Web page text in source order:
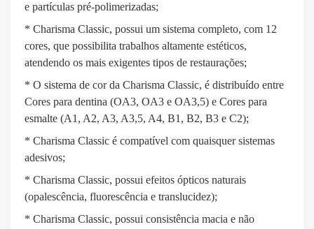
e partículas pré-polimerizadas;
* Charisma Classic, possui um sistema completo, com 12
cores, que possibilita trabalhos altamente estéticos,
atendendo os mais exigentes tipos de restaurações;
* O sistema de cor da Charisma Classic, é distribuído entre
Cores para dentina (OA3, OA3 e OA3,5) e Cores para
esmalte (A1, A2, A3, A3,5, A4, B1, B2, B3 e C2);
* Charisma Classic é compatível com quaisquer sistemas
adesivos;
* Charisma Classic, possui efeitos ópticos naturais
(opalescência, fluorescência e translucidez);
* Charisma Classic, possui consistência macia e não